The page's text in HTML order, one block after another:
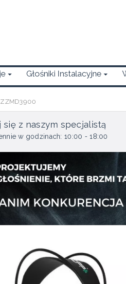
Głośniki Instalacyjne
z naszym specjalistą
w godzinach: 10:00 - 18:00